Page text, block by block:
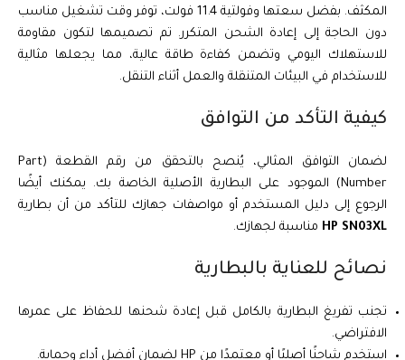
المكثف. بفضل سعتها وفولتية 11.4 فولت، توفر وقت تشغيل مناسب
دون الحاجة إلى إعادة الشحن المتكرر. تم تصميمها لتكون مقاومة
للاستهلاك اليومي وتضمن كفاءة طاقة عالية، مما يجعلها مثالية
للاستخدام في البيئات المتنقلة والعمل أثناء التنقل.
كيفية التأكد من التوافق
لضمان التوافق المثالي، يُنصح بالتحقق من رقم القطعة (Part
Number) الموجود على البطارية الأصلية الخاصة بك. يمكنك أيضًا
الرجوع إلى دليل المستخدم أو مواصفات جهازك للتأكد من أن بطارية
HP SN03XL مناسبة لجهازك.
نصائح للعناية بالبطارية
تجنب تفريغ البطارية بالكامل قبل إعادة شحنها للحفاظ على عمرها
الافتراضي.
استخدم شاحنًا أصليًا أو معتمدًا من HP لضمان أفضل أداء وحماية.